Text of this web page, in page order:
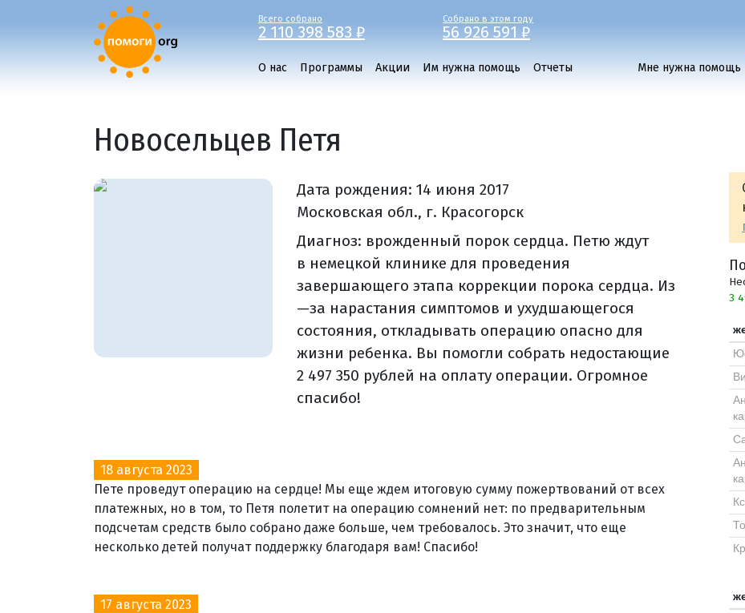
Всего собрано
2 110 398 583 ₽
Собрано в этом году
56 926 591 ₽
О нас Программы Акции Им нужна помощь Отчеты Мне нужна помощь
Новосельцев Петя
Дата рождения:14 июня 2017
Московская обл., г. Красогорск
Диагноз: врожденный порок сердца. Петю ждут
в немецкой клинике для проведения
завершающего этапа коррекции порока сердца. Из
—за нарастания симптомов и ухудшающегося
состояния, откладывать операцию опасно для
жизни ребенка. Вы помогли собрать недостающие
2 497 350 рублей на оплату операции. Огромное
спасибо!
18 августа 2023
Пете проведут операцию на сердце! Мы еще ждем итоговую сумму пожертвований от всех
платежных, но в том, то Петя полетит на операцию сомнений нет: по предварительным
подсчетам средств было собрано даже больше, чем требовалось. Это значит, что еще
несколько детей получат поддержку благодаря вам! Спасибо!
17 августа 2023
3